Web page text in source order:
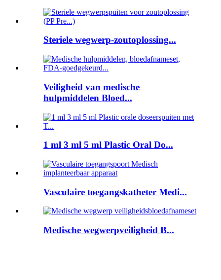
Steriele wegwerp-zoutoplossing...
Veiligheid van medische
hulpmiddelen Bloed...
1 ml 3 ml 5 ml Plastic Oral Do...
Vasculaire toegangskatheter Medi...
Medische wegwerpveiligheid B...